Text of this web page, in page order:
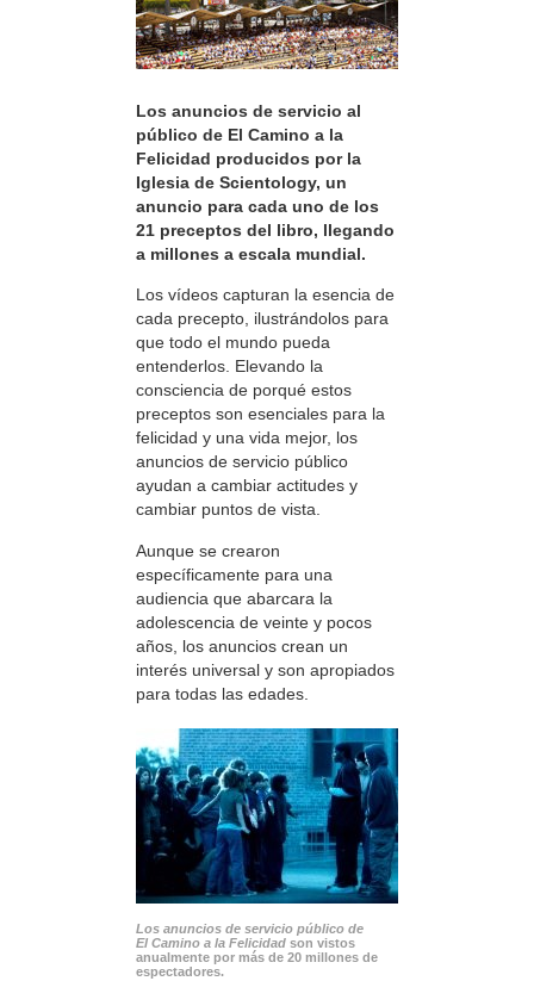
Los anuncios de servicio al
público de El Camino a la
Felicidad producidos por la
Iglesia de Scientology, un
anuncio para cada uno de los
21 preceptos del libro, llegando
a millones a escala mundial.
Los vídeos capturan la esencia de
cada precepto, ilustrándolos para
que todo el mundo pueda
entenderlos. Elevando la
consciencia de porqué estos
preceptos son esenciales para la
felicidad y una vida mejor, los
anuncios de servicio público
ayudan a cambiar actitudes y
cambiar puntos de vista.
Aunque se crearon
específicamente para una
audiencia que abarcara la
adolescencia de veinte y pocos
años, los anuncios crean un
interés universal y son apropiados
para todas las edades.
Los anuncios de servicio público de
El Camino a la Felicidad son vistos
anualmente por más de 20 millones de
espectadores.